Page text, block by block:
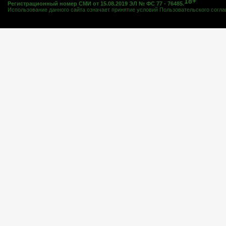
Регистрационный номер СМИ от 15.08.2019 ЭЛ № ФС 77 - 76485.
Использование данного сайта означает принятие условий Пользовательского